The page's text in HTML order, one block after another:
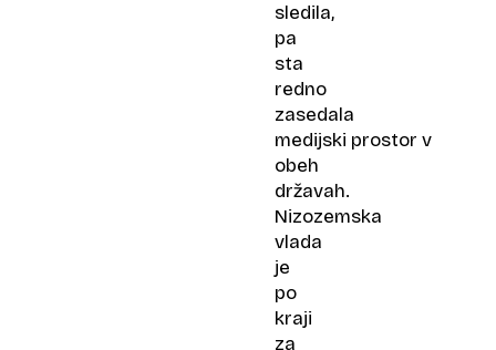
sledila,
pa
sta
redno
zasedala
medijski prostor v
obeh
državah.
Nizozemska
vlada
je
po
kraji
za